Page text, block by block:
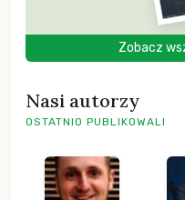
Zobacz
Nasi autorzy
OSTATNIO PUBLIKOWALI